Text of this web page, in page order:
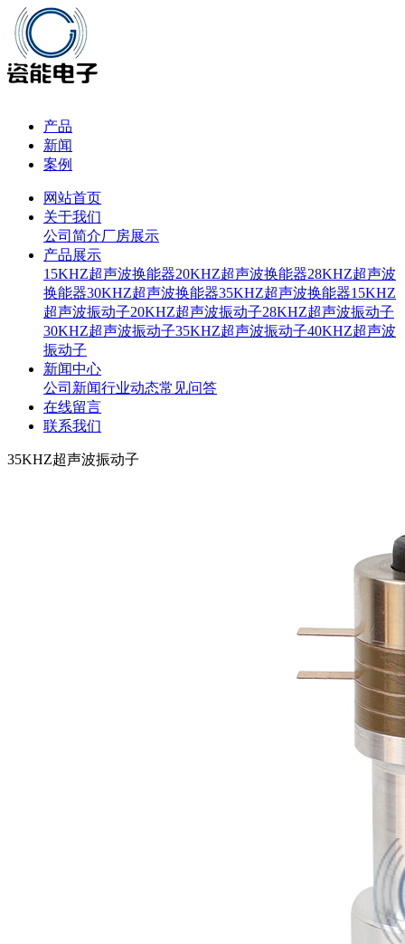
产品
新闻
案例
网站首页
关于我们
公司简介厂房展示
产品展示
15KHZ超声波换能器20KHZ超声波换能器28KHZ超声波
换能器30KHZ超声波换能器35KHZ超声波换能器15KHZ
超声波振动子20KHZ超声波振动子28KHZ超声波振动子
30KHZ超声波振动子35KHZ超声波振动子40KHZ超声波
振动子
新闻中心
公司新闻行业动态常见问答
在线留言
联系我们
35KHZ超声波振动子